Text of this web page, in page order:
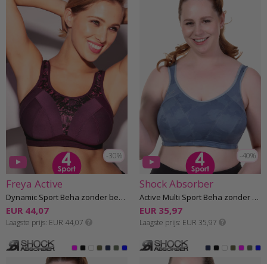
-30%
Freya Active
Dynamic Sport Beha zonder beugel H-M cup
EUR 44,07
Laagste prijs EUR 44,07
-40%
Shock Absorber
Active Multi Sport Beha zonder beugel G-J cup
EUR 35,97
Laagste prijs EUR 35,97